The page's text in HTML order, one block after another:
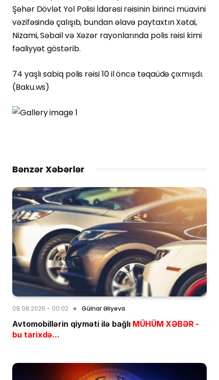
Şəhər Dövlət Yol Polisi İdarəsi rəisinin birinci müavini
vəzifəsində çalışıb, bundan əlavə paytaxtın Xətai,
Nizami, Səbail və Xəzər rayonlarında polis rəisi kimi
fəaliyyət göstərib.
74 yaşlı sabiq polis rəisi 10 il öncə təqaüdə çıxmışdı.
(Baku.ws)
Bənzər Xəbərlər
08.08.2026 - 00:02 Gülnar Əliyeva
Avtomobillərin qiyməti ilə bağlı MÜHÜM XƏBƏR -
bu tarixdə...